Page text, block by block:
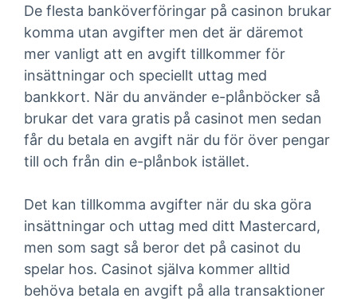
De flesta banköverföringar på casinon brukar
komma utan avgifter men det är däremot
mer vanligt att en avgift tillkommer för
insättningar och speciellt uttag med
bankkort. När du använder e-plånböcker så
brukar det vara gratis på casinot men sedan
får du betala en avgift när du för över pengar
till och från din e-plånbok istället.
Det kan tillkomma avgifter när du ska göra
insättningar och uttag med ditt Mastercard,
men som sagt så beror det på casinot du
spelar hos. Casinot själva kommer alltid
behöva betala en avgift på alla transaktioner